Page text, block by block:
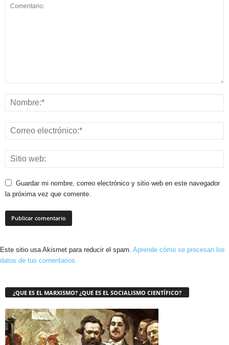
Guardar mi nombre, correo electrónico y sitio web en este navegador
la próxima vez que comente.
Este sitio usa Akismet para reducir el spam. Aprende cómo se procesan los
datos de tus comentarios.
¿QUE ES EL MARXISMO? ¿QUE ES EL SOCIALISMO CIENTÍFICO?